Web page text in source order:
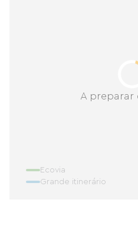
A preparar
Ecovia
Grande itinerário